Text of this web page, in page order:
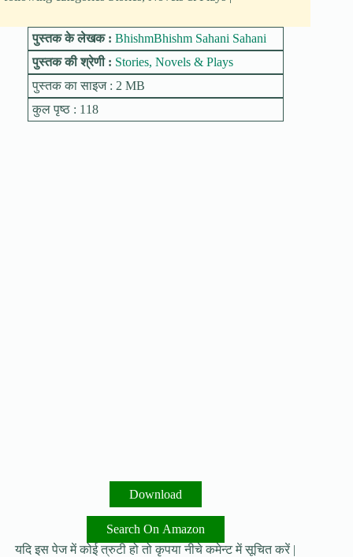
पुस्तक के लेखक : BhishmBhishm Sahani Sahani
पुस्तक की श्रेणी : Stories, Novels & Plays
पुस्तक का साइज : 2 MB
कुल पृष्ठ : 118
Download
Search On Amazon
यदि इस पेज में कोई त्रुटी हो तो कृपया नीचे कमेन्ट में सूचित करें |